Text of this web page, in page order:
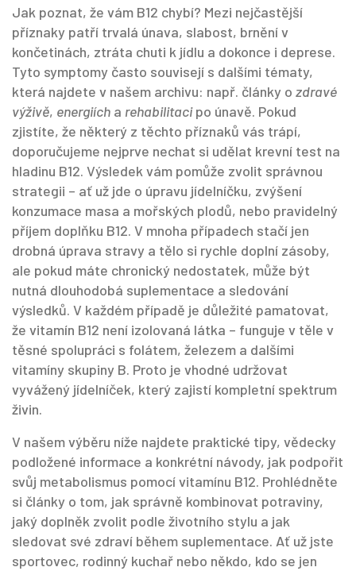
Jak poznat, že vám B12 chybí? Mezi nejčastější
příznaky patří trvalá únava, slabost, brnění v
končetinách, ztráta chuti k jídlu a dokonce i deprese.
Tyto symptomy často souvisejí s dalšími tématy,
která najdete v našem archivu: např. články o zdravé
výživě, energiích a rehabilitacipo únavě. Pokud
zjistíte, že některý z těchto příznaků vás trápí,
doporučujeme nejprve nechat si udělat krevní test na
hladinu B12. Výsledek vám pomůže zvolit správnou
strategii – ať už jde o úpravu jídelníčku, zvýšení
konzumace masa a mořských plodů, nebo pravidelný
příjem doplňku B12. V mnoha případech stačí jen
drobná úprava stravy a tělo si rychle doplní zásoby,
ale pokud máte chronický nedostatek, může být
nutná dlouhodobá suplementace a sledování
výsledků. V každém případě je důležité pamatovat,
že vitamín B12 není izolovaná látka – funguje v těle v
těsné spolupráci s folátem, železem a dalšími
vitamíny skupiny B. Proto je vhodné udržovat
vyvážený jídelníček, který zajistí kompletní spektrum
živin.
V našem výběru níže najdete praktické tipy, vědecky
podložené informace a konkrétní návody, jak podpořit
svůj metabolismus pomocí vitamínu B12. Prohlédněte
si články o tom, jak správně kombinovat potraviny,
jaký doplněk zvolit podle životního stylu a jak
sledovat své zdraví během suplementace. Ať už jste
sportovec, rodinný kuchař nebo někdo, kdo se jen